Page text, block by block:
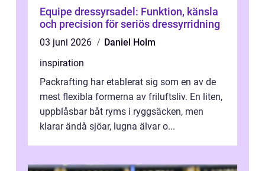
Equipe dressyrsadel: Funktion, känsla
och precision för seriös dressyrridning
03 juni 2026
Daniel Holm
inspiration
Packrafting har etablerat sig som en av de
mest flexibla formerna av friluftsliv. En liten,
uppblåsbar båt ryms i ryggsäcken, men
klarar ändå sjöar, lugna älvar o...